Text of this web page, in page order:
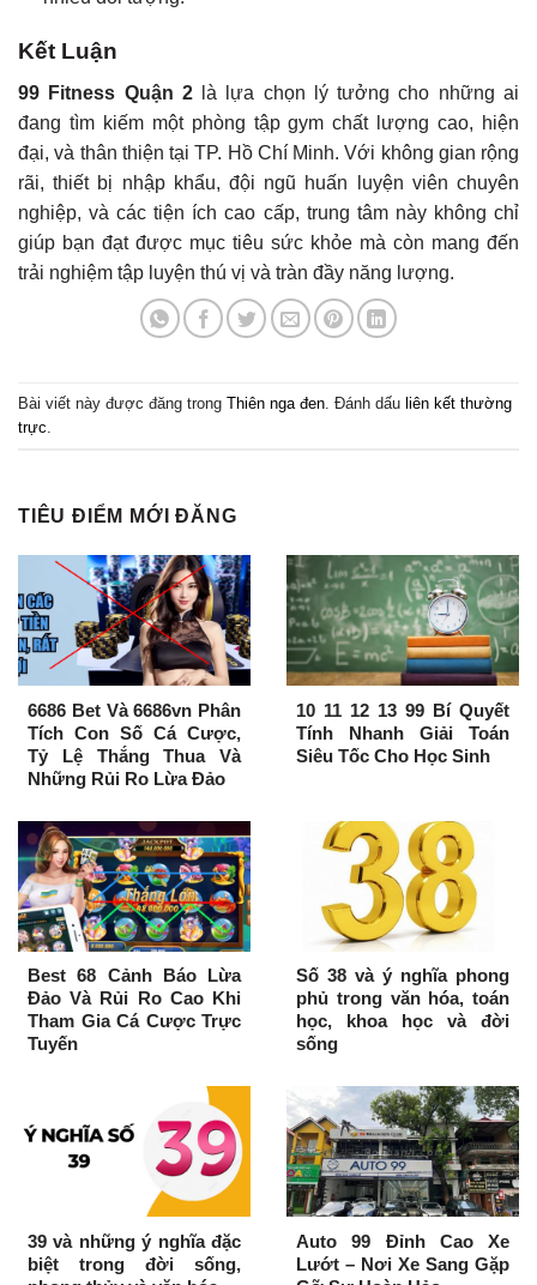
Kết Luận
99 Fitness Quận 2là lựa chọn lý tưởng cho những ai
đang tìm kiếm một phòng tập gym chất lượng cao, hiện
đại, và thân thiện tại TP. Hồ Chí Minh. Với không gian rộng
rãi, thiết bị nhập khẩu, đội ngũ huấn luyện viên chuyên
nghiệp, và các tiện ích cao cấp, trung tâm này không chỉ
giúp bạn đạt được mục tiêu sức khỏe mà còn mang đến
trải nghiệm tập luyện thú vị và tràn đầy năng lượng.
Bài viết này được đăng trong Thiên nga đen . Đánh dấu liên kết thường
trực
TIÊU ĐIỂM MỚI ĐĂNG
6686 Bet Và 6686vn Phân
Tích Con Số Cá Cược,
Tỷ Lệ Thắng Thua Và
Những Rủi Ro Lừa Đảo
10 11 12 13 99 Bí Quyết
Tính Nhanh Giải Toán
Siêu Tốc Cho Học Sinh
Best 68 Cảnh Báo Lừa
Đảo Và Rủi Ro Cao Khi
Tham Gia Cá Cược Trực
Tuyến
Số 38 và ý nghĩa phong
phủ trong văn hóa, toán
học, khoa học và đời
sống
39 và những ý nghĩa đặc
biệt trong đời sống,
Auto 99 Đỉnh Cao Xe
Lướt – Nơi Xe Sang Gặp